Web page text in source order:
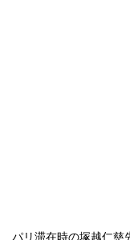
パリ滞在時の塚越仁慈